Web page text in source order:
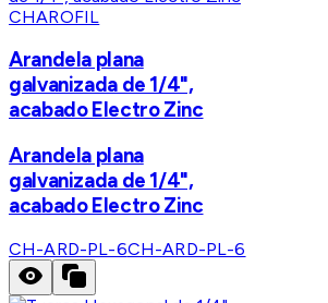
CHAROFIL
Arandela plana
galvanizada de 1/4",
acabado Electro Zinc
Arandela plana
galvanizada de 1/4",
acabado Electro Zinc
CH-ARD-PL-6CH-ARD-PL-6